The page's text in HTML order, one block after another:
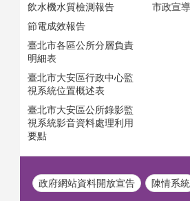
飲水機水質檢測報告
節電成效報告
臺北市各區公所分層負責
明細表
臺北市大安區行政中心監
視系統位置概述表
臺北市大安區公所錄影監
視系統影音資料處理利用
要點
市政宣導
政府網站資料開放宣告 陳情系統